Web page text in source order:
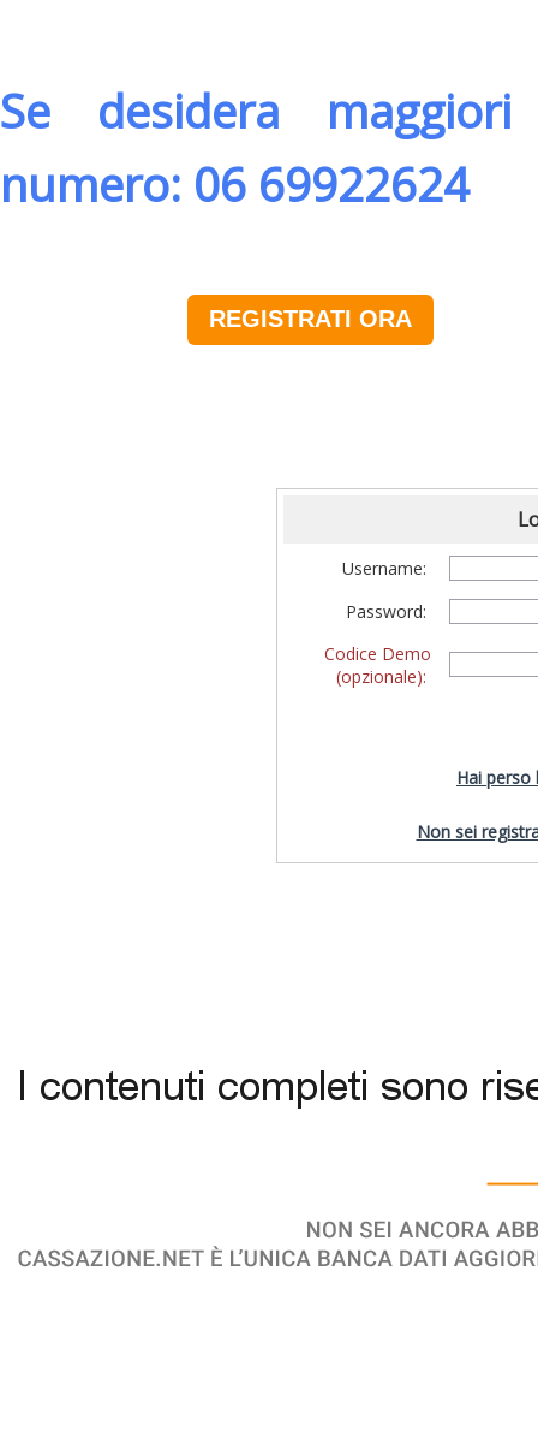
Se desidera
numero: 06 69922624
REGISTRATI ORA
Username:
Password:
Codice Demo
(opzionale):
Hai perso
Non sei